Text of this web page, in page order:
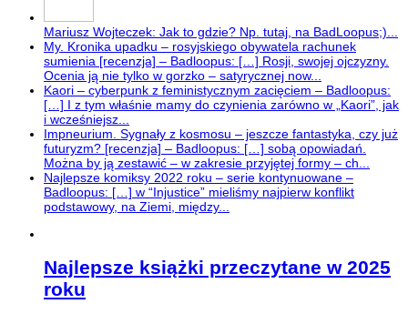
Mariusz Wojteczek: Jak to gdzie? Np. tutaj, na BadLoopus;)...
My. Kronika upadku – rosyjskiego obywatela rachunek
sumienia [recenzja] – Badloopus: […] Rosji, swojej ojczyzny.
Ocenia ją nie tylko w gorzko – satyrycznej now...
Kaori – cyberpunk z feministycznym zacięciem – Badloopus:
[…] I z tym właśnie mamy do czynienia zarówno w „Kaori”, jak
i wcześniejsz...
Impneurium. Sygnały z kosmosu – jeszcze fantastyka, czy już
futuryzm? [recenzja] – Badloopus: […] sobą opowiadań.
Można by ją zestawić – w zakresie przyjętej formy – ch...
Najlepsze komiksy 2022 roku – serie kontynuowane –
Badloopus: […] w “Injustice” mieliśmy najpierw konflikt
podstawowy, na Ziemi, między...
Najlepsze książki przeczytane w 2025
roku